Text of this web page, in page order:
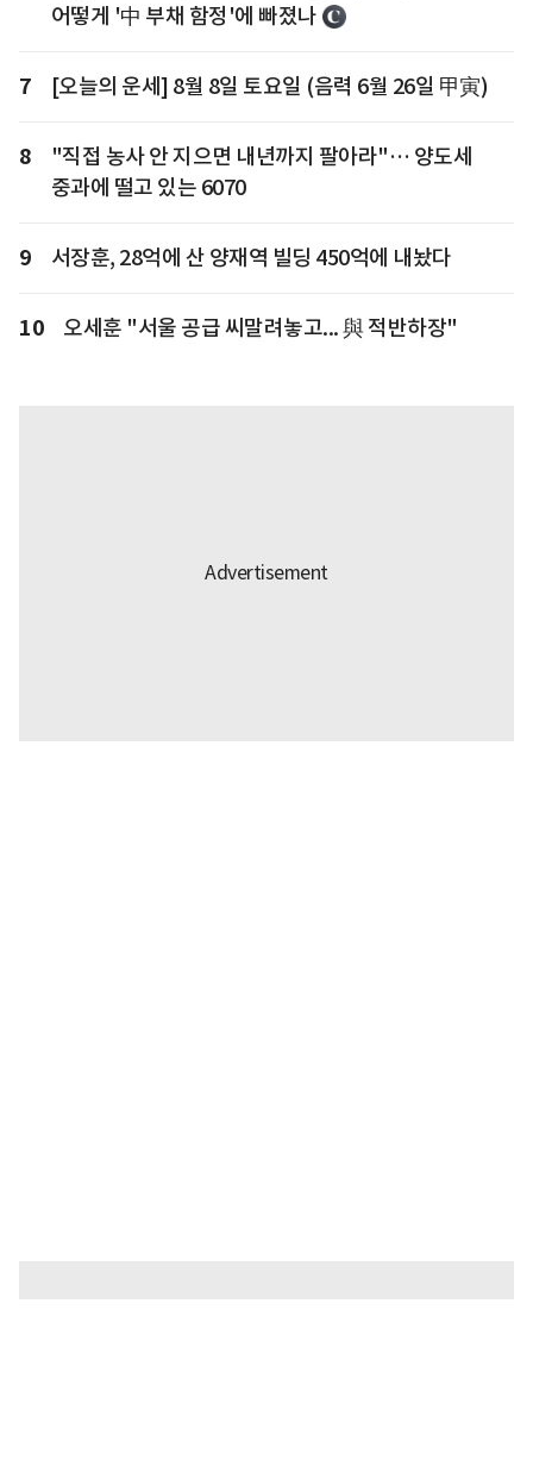
어떻게 '中 부채 함정'에 빠졌나
7 [오늘의 운세] 8월 8일 토요일 (음력 6월 26일 甲寅)
8
"직접 농사 안 지으면 내년까지 팔아라"… 양도세
중과에 떨고 있는 6070
9 서장훈, 28억에 산 양재역 빌딩 450억에 내놨다
10 오세훈 "서울 공급 씨말려놓고... 與 적반하장"